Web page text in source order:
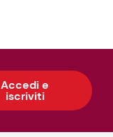
Accedi e
iscriviti